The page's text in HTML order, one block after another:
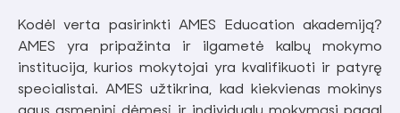
Kodėl verta pasirinkti AMES Education akademiją?
AMES yra pripažinta ir ilgametė kalbų mokymo
institucija, kurios mokytojai yra kvalifikuoti ir patyrę
specialistai. AMES užtikrina, kad kiekvienas mokinys